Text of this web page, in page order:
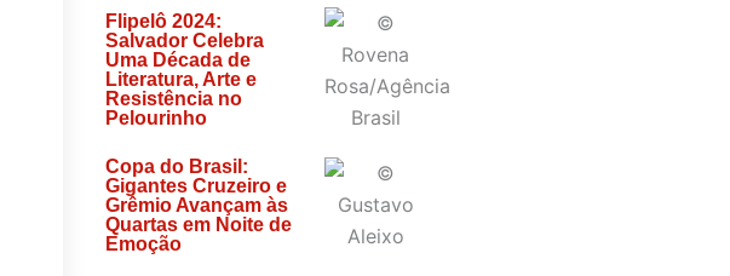
Flipelô 2024:
Salvador Celebra
Uma Década de
Literatura, Arte e
Resistência no
Pelourinho
Copa do Brasil:
Gigantes Cruzeiro e
Grêmio Avançam às
Quartas em Noite de
Emoção